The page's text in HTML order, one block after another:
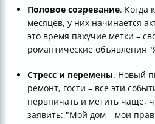
Половое созревание. Когда
месяцев, у них начинается
это время пахучие метки –
романтические объявления
Стресс и перемены. Новый
ремонт, гости – все эти
нервничать и метить чаще,
заявить: "Мой дом – мои